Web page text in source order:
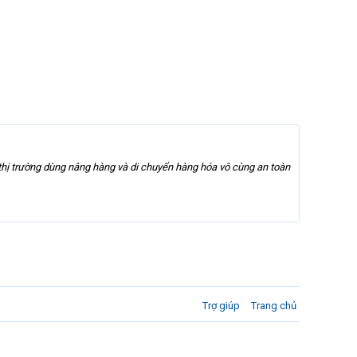
trường dùng nâng hàng và di chuyển hàng hóa vô cùng an toàn
Trợ giúp Trang chủ